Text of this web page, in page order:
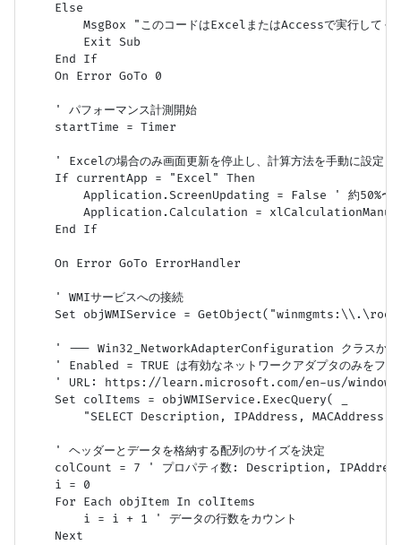
    Else
MsgBox "このコードはExcelまたはAccessで実行して
        Exit Sub
    End If
    On Error GoTo 0
    ' パフォーマンス計測開始
    startTime = Timer
    ' Excelの場合のみ画面更新を停止し、計算方法を手動に設定
    If currentApp = "Excel" Then
Application.ScreenUpdating = False ' 約50%〜
Application.Calculation = xlCalculationManual '
    End If
    On Error GoTo ErrorHandler
    ' WMIサービスへの接続
Set objWMIService =
' --- Win32_NetworkAdapterConfiguration クラスから
' Enabled = TRUE は有効なネットワークアダプタのみをフィ
' URL: https://learn.microsoft.com/en-us/
    Set colItems = objWMIService.ExecQuery( _
"SELECT Description, IPAddress,
    ' ヘッダーとデータを格納する配列のサイズを決定
colCount = 7 ' プロパティ数: Description,
    i = 0
    For Each objItem In colItems
        i = i + 1 ' データの行数をカウント
    Next